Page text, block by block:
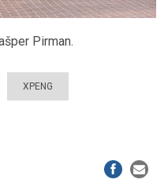
Pirman.
XPENG